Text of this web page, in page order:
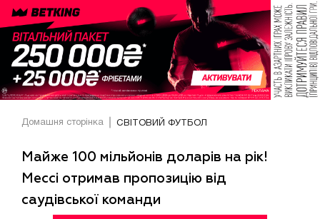
Домашня сторінка СВІТОВИЙ ФУТБОЛ
Майже 100 мільйонів доларів на рік!
Мессі отримав пропозицію від
саудівської команди